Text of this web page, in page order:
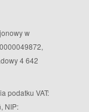
w
4 642
podatku VAT:
NIP: